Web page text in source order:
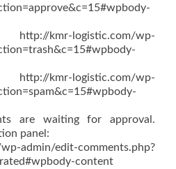
logistic.com/wp-
logistic.com/wp-
are waiting for approval.
panel:
admin/edit-comments.php?
content